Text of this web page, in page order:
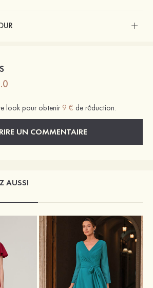
look pour obtenir 9 € de réduction.
UN COMMENTAIRE
AUSSI